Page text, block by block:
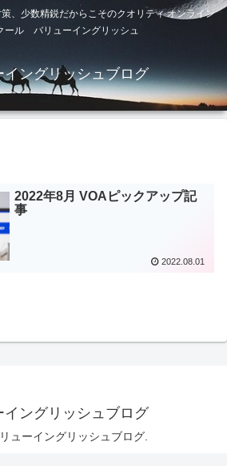
、少数精鋭だからこそのクオリティ オンライン
ール バリューイングリッシュ
イングリッシュブログ
2022年8月 VOAピックアップ記
事
2022.08.01
イングリッシュブログ
ューイングリッシュブログ.